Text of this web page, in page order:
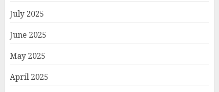
July 2025
June 2025
May 2025
April 2025